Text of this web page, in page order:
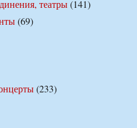
театры(141)
(69)
(233)